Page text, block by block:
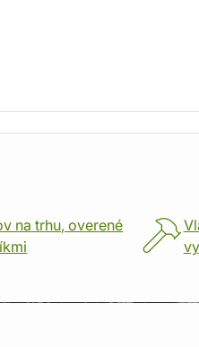
na trhu, overené